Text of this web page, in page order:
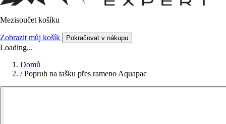
Mezisoučet košíku
Zobrazit můj košík Pokračovat v nákupu
Loading...
Domů
/ Popruh na tašku přes rameno Aquapac